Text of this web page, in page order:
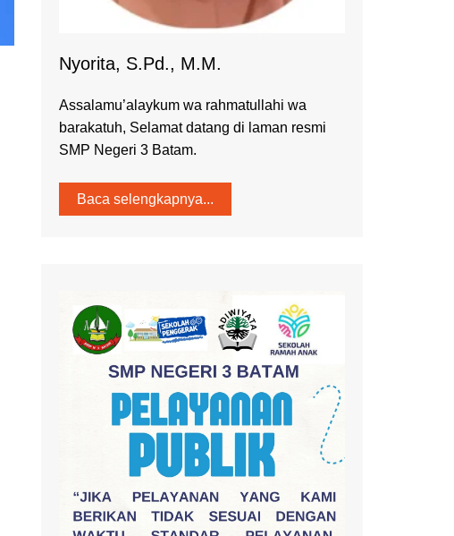
Nyorita, S.Pd., M.M.
Assalamu’alaykum wa rahmatullahi wa
barakatuh, Selamat datang di laman resmi
SMP Negeri 3 Batam.
Baca selengkapnya...